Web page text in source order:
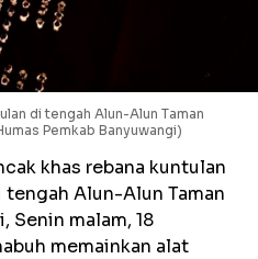
di tengah Alun-Alun Taman
Pemkab Banyuwangi)
khas rebana kuntulan
Alun-Alun Taman
Senin malam, 18
memainkan alat